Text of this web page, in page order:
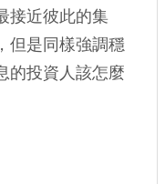
接近彼此的集
但是同樣強調穩
的投資人該怎麼